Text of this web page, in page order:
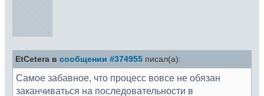
EtCetera в сообщении #374955 писал(а):
Самое забавное, что процесс вовсе не обязан
заканчиваться на последовательности в